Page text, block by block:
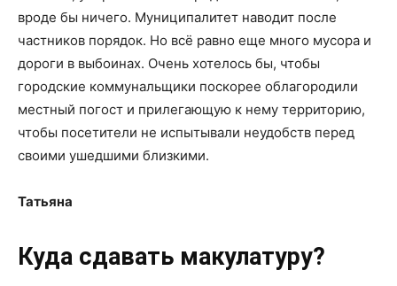
вроде бы ничего. Муниципалитет наводит после
частников порядок. Но всё равно еще много мусора и
дороги в выбоинах. Очень хотелось бы, чтобы
городские коммунальщики поскорее облагородили
местный погост и прилегающую к нему территорию,
чтобы посетители не испытывали неудобств перед
своими ушедшими близкими.
Татьяна
Куда сдавать макулатуру?